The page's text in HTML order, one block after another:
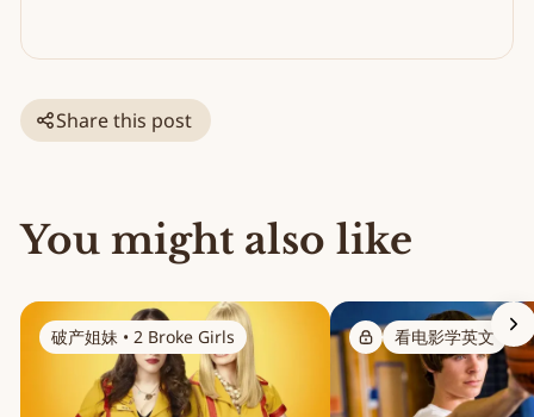
Share this post
You might also like
破产姐妹 • 2 Broke Girls 看电影学英文